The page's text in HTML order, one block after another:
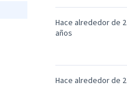
Hace alrededor de 2
años
Hace alrededor de 2